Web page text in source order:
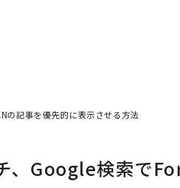
記事を優先的に表示させる方法
、Google検索で